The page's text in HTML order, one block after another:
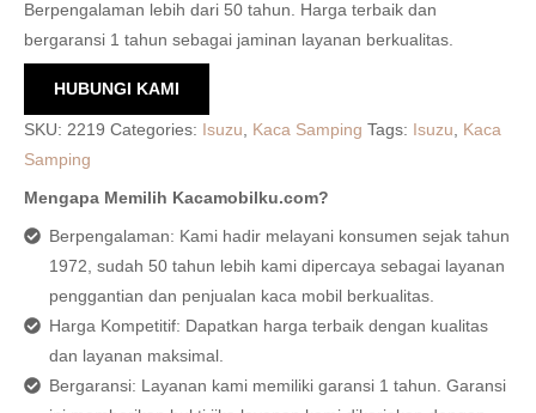
Berpengalaman lebih dari 50 tahun. Harga terbaik dan
bergaransi 1 tahun sebagai jaminan layanan berkualitas.
HUBUNGI KAMI
SKU: 2219 Categories: Isuzu, Kaca Samping Tags: Isuzu, Kaca
Samping
Mengapa Memilih Kacamobilku.com?
Berpengalaman: Kami hadir melayani konsumen sejak tahun
1972, sudah 50 tahun lebih kami dipercaya sebagai layanan
penggantian dan penjualan kaca mobil berkualitas.
Harga Kompetitif: Dapatkan harga terbaik dengan kualitas
dan layanan maksimal.
Bergaransi: Layanan kami memiliki garansi 1 tahun. Garansi